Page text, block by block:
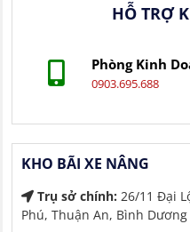
HỖ TRỢ
Phòng Kinh
0903.695.688
KHO BÃI XE NÂNG
Trụ sở chính: 26/11 Đại
Phú, Thuận An, Bình Dương